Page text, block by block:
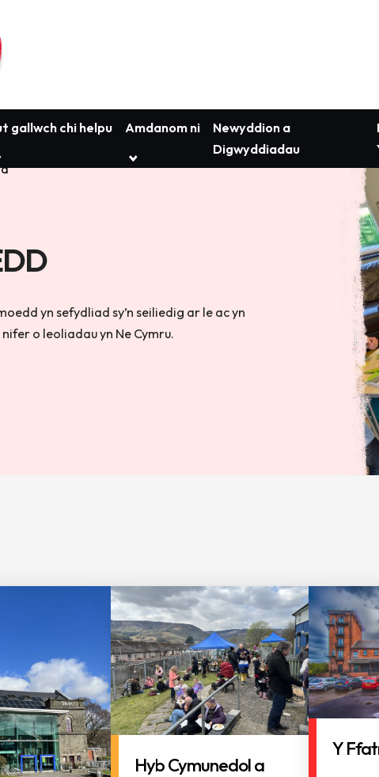
gallwch chi helpu Amdanom ni
Newyddion a
Digwyddiadau
yn sefydliad sy’n seiliedig ar le ac yn
o leoliadau yn Ne Cymru.
Hyb Cymunedol a
Y